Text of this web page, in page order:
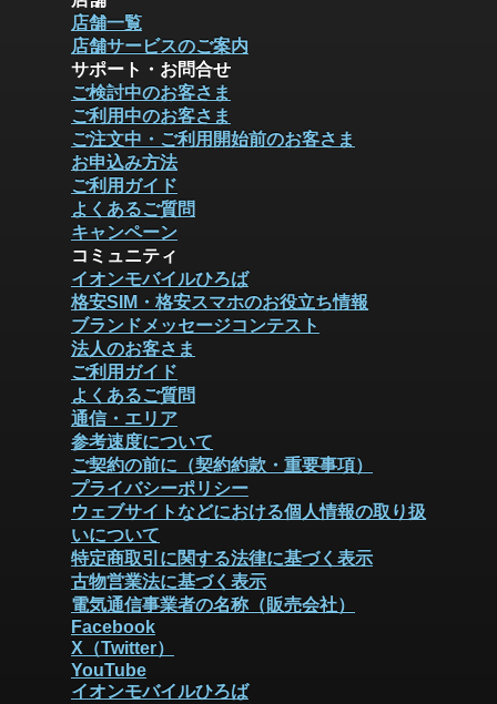
店舗一覧
店舗サービスのご案内
サポート・お問合せ
ご検討中のお客さま
ご利用中のお客さま
ご注文中・ご利用開始前のお客さま
お申込み方法
ご利用ガイド
よくあるご質問
キャンペーン
コミュニティ
イオンモバイルひろば
格安SIM・格安スマホのお役立ち情報
ブランドメッセージコンテスト
法人のお客さま
ご利用ガイド
よくあるご質問
通信・エリア
参考速度について
ご契約の前に（契約約款・重要事項）
プライバシーポリシー
ウェブサイトなどにおける個人情報の取り扱
いについて
特定商取引に関する法律に基づく表示
古物営業法に基づく表示
電気通信事業者の名称（販売会社）
Facebook
X（Twitter）
YouTube
イオンモバイルひろば